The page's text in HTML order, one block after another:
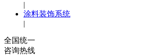
|
涂料装饰系统
|
全国统一
咨询热线